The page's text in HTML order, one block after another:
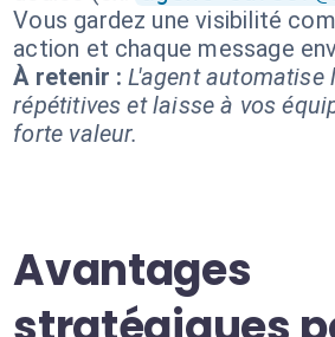
Vous gardez une visibilité
action et chaque message
À retenir : L'agent automatise
répétitives et laisse à vos
forte valeur.
Avantages